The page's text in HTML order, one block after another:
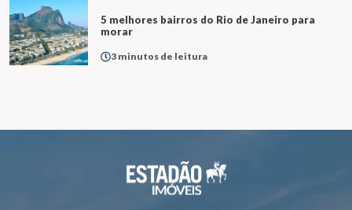
5 melhores bairros do Rio de Janeiro para
morar
3 minutos de leitura